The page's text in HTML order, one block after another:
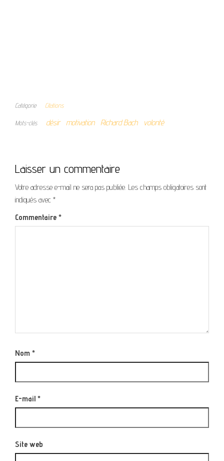
Catégorie Citations
Mots-clés désir motivation Richard Bach volonté
Laisser un commentaire
Votre adresse e-mail ne sera pas publiée. Les champs obligatoires sont
indiqués avec *
Commentaire *
Nom *
E-mail *
Site web